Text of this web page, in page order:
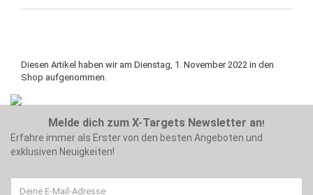
Diesen Artikel haben wir am Dienstag, 1. November 2022 in den
Shop aufgenommen.
Melde dich zum X-Targets Newsletter an!
Erfahre immer als Erster von den besten Angeboten und
exklusiven Neuigkeiten!